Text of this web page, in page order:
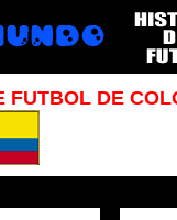
FUTBOL DE